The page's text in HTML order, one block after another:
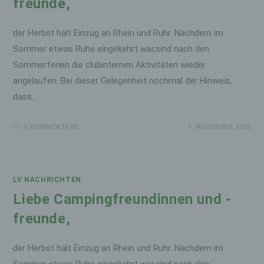
freunde,
der Herbst hält Einzug an Rhein und Ruhr. Nachdem im
Sommer etwas Ruhe eingekehrt war,sind nach den
Sommerferien die clubinternen Aktivitäten wieder
angelaufen. Bei dieser Gelegenheit nochmal der Hinweis,
dass…
LV NACHRICHTEN
Liebe Campingfreundinnen und -
freunde,
der Herbst hält Einzug an Rhein und Ruhr. Nachdem im
Organisation, das Ordnen, die Speicherung, die
das Abfragen, die Verwendung, die Offenlegung
durch Übermittlung, Verbreitung oder eine
andere Form der Bereitstellung, den Abgleich
oder die Verknüpfung, die Einschränkung, das
Löschen oder die Vernichtung.
e) Profiling
Profiling ist jede Art der automatisierten
Verarbeitung personenbezogener Daten, die
darin besteht, dass diese personenbezogenen
Daten verwendet werden, um bestimmte
natürliche Person beziehen, zu bewerten,